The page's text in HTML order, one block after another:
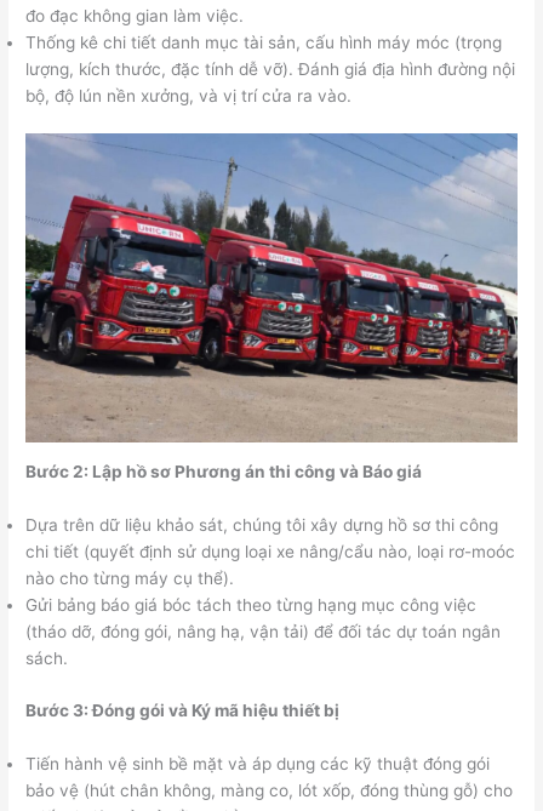
đo đạc không gian làm việc.
Thống kê chi tiết danh mục tài sản, cấu hình máy móc (trọng
lượng, kích thước, đặc tính dễ vỡ). Đánh giá địa hình đường nội
bộ, độ lún nền xưởng, và vị trí cửa ra vào.
Bước 2: Lập hồ sơ Phương án thi công và Báo giá
Dựa trên dữ liệu khảo sát, chúng tôi xây dựng hồ sơ thi công
chi tiết (quyết định sử dụng loại xe nâng/cẩu nào, loại rơ-moóc
nào cho từng máy cụ thể).
Gửi bảng báo giá bóc tách theo từng hạng mục công việc
(tháo dỡ, đóng gói, nâng hạ, vận tải) để đối tác dự toán ngân
sách.
Bước 3: Đóng gói và Ký mã hiệu thiết bị
Tiến hành vệ sinh bề mặt và áp dụng các kỹ thuật đóng gói
bảo vệ (hút chân không, màng co, lót xốp, đóng thùng gỗ) cho